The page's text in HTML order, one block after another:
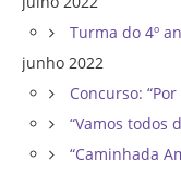
Turma do 4º
junho 2022
Concurso:
“Vamos todos
“Caminhada